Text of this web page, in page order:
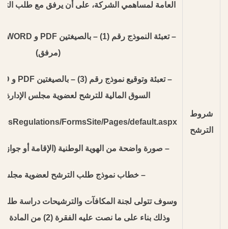
شروط
الترشح
العامة لمساهمي الشركة، على أن يرفق مع طلب
(مرفق)
السوق المالية للترشح لعضوية مجلس الإدارة
FormsSite/Pages/default.aspx
– صورة واضحة من الهوية الوطنية (الإقامة أو جواز
– خطاب نموذج طلب الترشح لعضوية مجلس
وسوف تتولى لجنة المكافآت والترشيحات دراسة طلبات
وذلك بناء على ما نصت عليه